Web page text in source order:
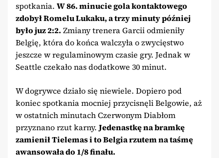
spotkania. W 86. minucie gola kontaktowego
zdobył Romelu Lukaku, a trzy minuty później
było juz 2:2. Zmiany trenera Garcii odmieniły
Belgię, która do końca walczyła o zwycięstwo
jeszcze w regulaminowym czasie gry. Jednak w
Seattle czekało nas dodatkowe 30 minut.
W dogrywce działo się niewiele. Dopiero pod
koniec spotkania mocniej przycisnęli Belgowie, aż
w ostatnich minutach Czerwonym Diabłom
przyznano rzut karny. Jedenastkę na bramkę
zamienił Tielemas i to Belgia rzutem na taśmę
awansowała do 1/8 finału.